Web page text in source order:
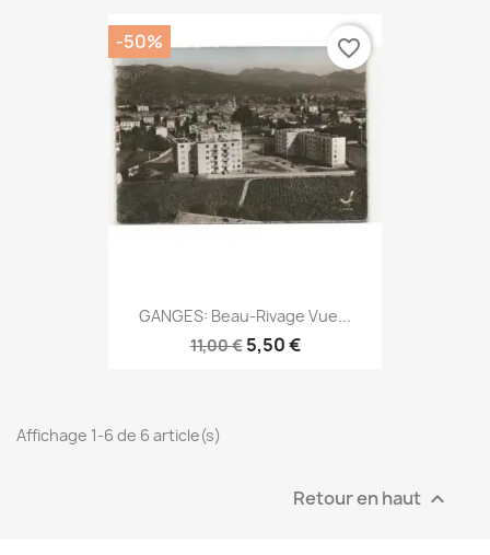
GANGES: Beau-Rivage Vue...
11,00 € 5,50 €
-50% favorite_border
Affichage 1-6 de 6 article(s)
Retour en haut 